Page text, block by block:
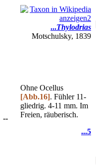
...Thylodrias
Motschulsky, 1839
--
Ohne Ocellus
[Abb.16]. Fühler 11-
gliedrig. 4-11 mm. Im
Freien, räuberisch.
...5